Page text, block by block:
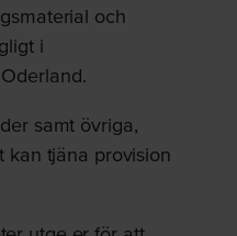
och
i
samt övriga,
kan tjäna provision